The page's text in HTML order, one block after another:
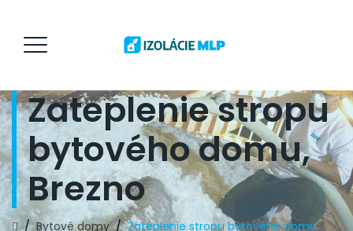
Zateplenie stropu
bytového domu,
Brezno
/Bytové domy/Zateplenie stropu bytového domu,